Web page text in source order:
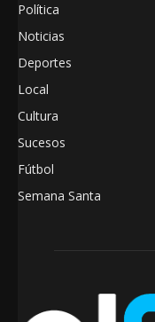
Política
Noticias
Deportes
Local
Cultura
Sucesos
Fútbol
Semana Santa